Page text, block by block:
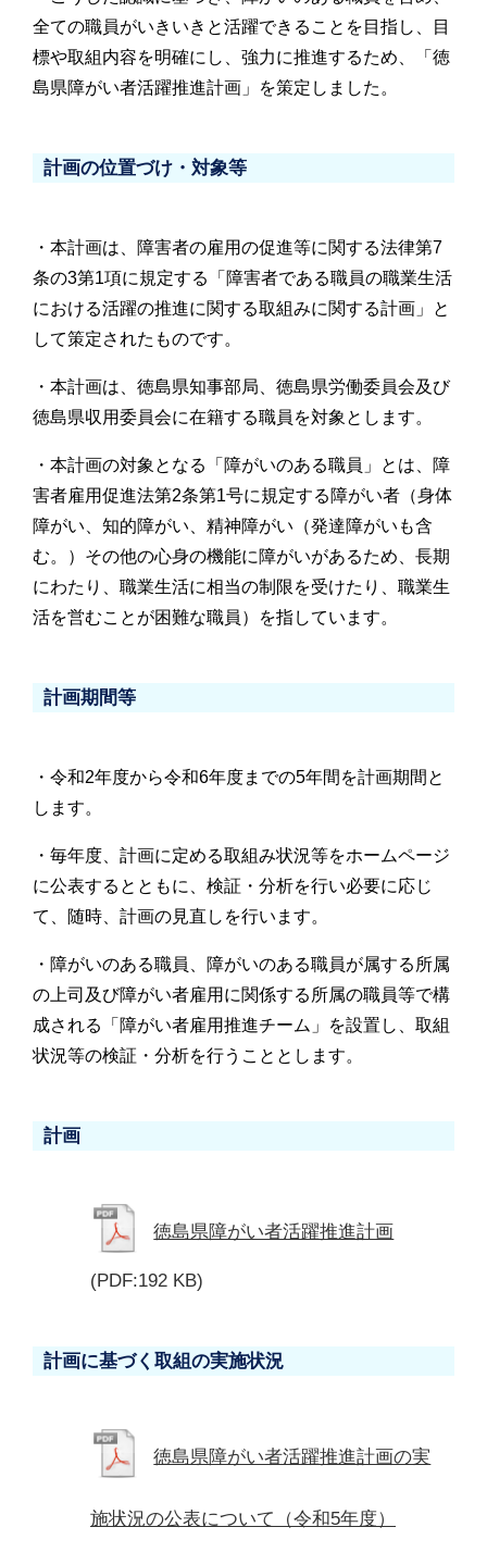
全ての職員がいきいきと活躍できることを目指し、目
標や取組内容を明確にし、強力に推進するため、「徳
島県障がい者活躍推進計画」を策定しました。
計画の位置づけ・対象等
・本計画は、障害者の雇用の促進等に関する法律第7
条の3第1項に規定する「障害者である職員の職業生活
における活躍の推進に関する取組みに関する計画」と
して策定されたものです。
・本計画は、徳島県知事部局、徳島県労働委員会及び
徳島県収用委員会に在籍する職員を対象とします。
・本計画の対象となる「障がいのある職員」とは、障
害者雇用促進法第2条第1号に規定する障がい者（身体
障がい、知的障がい、精神障がい（発達障がいも含
む。）その他の心身の機能に障がいがあるため、長期
にわたり、職業生活に相当の制限を受けたり、職業生
活を営むことが困難な職員）を指しています。
計画期間等
・令和2年度から令和6年度までの5年間を計画期間と
します。
・毎年度、計画に定める取組み状況等をホームページ
に公表するとともに、検証・分析を行い必要に応じ
て、随時、計画の見直しを行います。
・障がいのある職員、障がいのある職員が属する所属
の上司及び障がい者雇用に関係する所属の職員等で構
成される「障がい者雇用推進チーム」を設置し、取組
状況等の検証・分析を行うこととします。
計画
徳島県障がい者活躍推進計画
(PDF:192 KB)
計画に基づく取組の実施状況
徳島県障がい者活躍推進計画の実
施状況の公表について（令和5年度）